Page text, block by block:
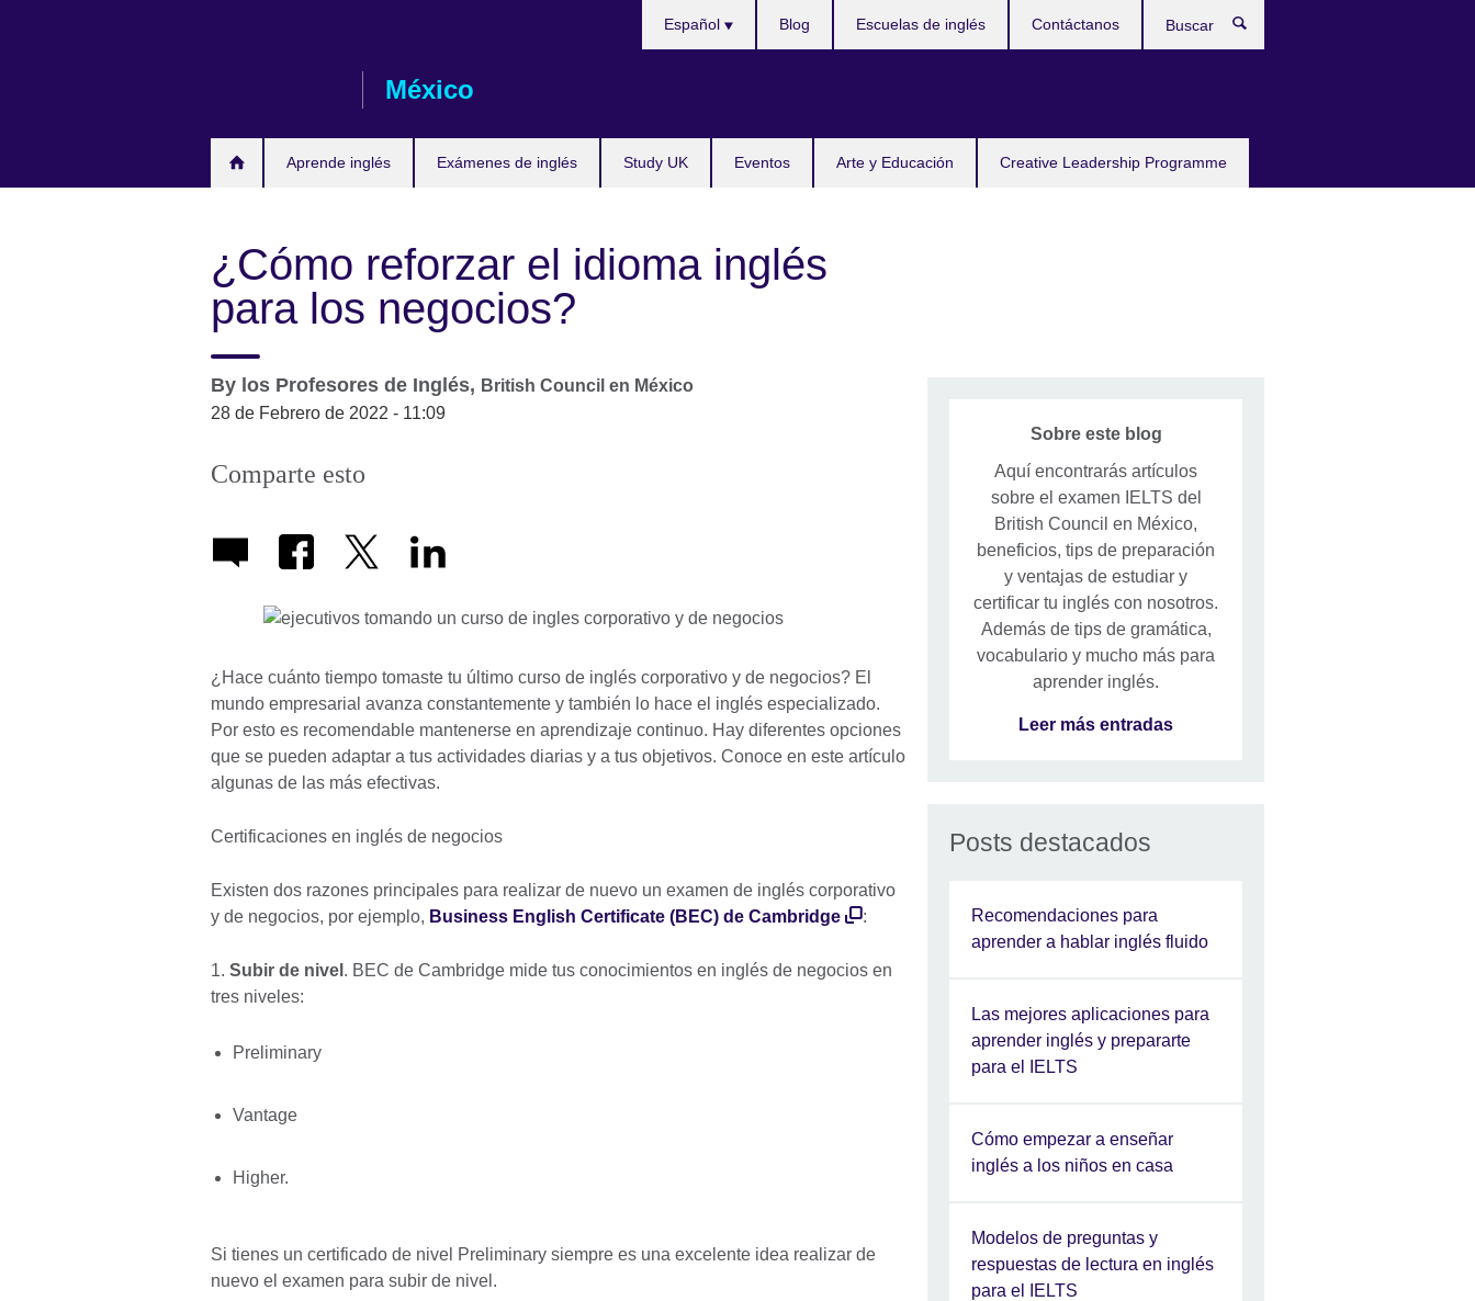
México
Aprende inglés Exámenes de inglés Study UK Eventos Arte y Educación Creative Leadership Programme
Español Blog Escuelas de inglés Contáctanos
¿Cómo reforzar el idioma inglés
para los negocios?
By los Profesores de Inglés, British Council en México
28 de Febrero de 2022 - 11:09
Comparte esto
¿Hace cuánto tiempo tomaste tu último curso de inglés corporativo y de negocios? El
mundo empresarial avanza constantemente y también lo hace el inglés especializado.
Por esto es recomendable mantenerse en aprendizaje continuo. Hay diferentes opciones
que se pueden adaptar a tus actividades diarias y a tus objetivos. Conoce en este artículo
algunas de las más efectivas.
Certificaciones en inglés de negocios
Existen dos razones principales para realizar de nuevo un examen de inglés corporativo
y de negocios, por ejemplo, Business English Certificate (BEC) de Cambridge :
1. Subir de nivel . BEC de Cambridge mide tus conocimientos en inglés de negocios en
tres niveles:
Preliminary
Vantage
Higher.
Si tienes un certificado de nivel Preliminary siempre es una excelente idea realizar de
nuevo el examen para subir de nivel.
Sobre este blog
Aquí encontrarás artículos
sobre el examen IELTS del
British Council en México,
beneficios, tips de preparación
y ventajas de estudiar y
certificar tu inglés con nosotros.
Además de tips de gramática,
vocabulario y mucho más para
aprender inglés.
Leer más entradas
Posts destacados
Recomendaciones para
aprender a hablar inglés fluido
Las mejores aplicaciones para
aprender inglés y prepararte
para el IELTS
Cómo empezar a enseñar
inglés a los niños en casa
Modelos de preguntas y
respuestas de lectura en inglés
para el IELTS